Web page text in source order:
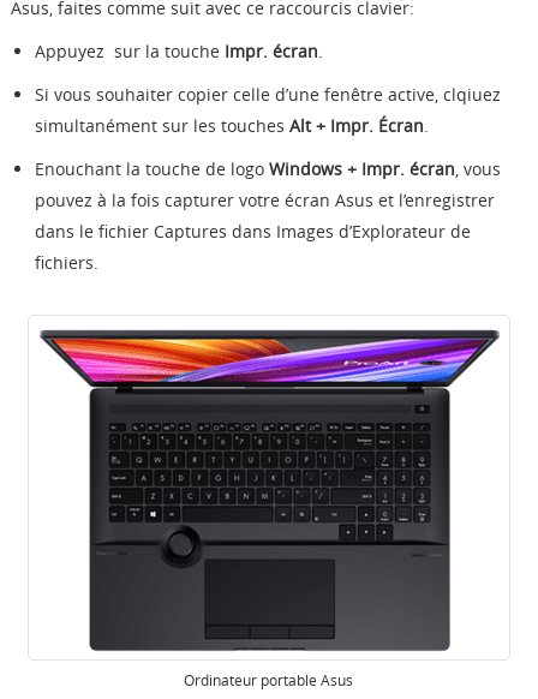
Asus, faites comme suit avec ce raccourcis clavier:
Appuyez sur la touche Impr. écran.
Si vous souhaiter copier celle d’une fenêtre active, clqiuez
simultanément sur les touches Alt + Impr. Écran.
Enouchant la touche de logo Windows + Impr. écran, vous
pouvez à la fois capturer votre écran Asus et l’enregistrer
dans le fichier Captures dans Images d’Explorateur de
fichiers.
Ordinateur portable Asus